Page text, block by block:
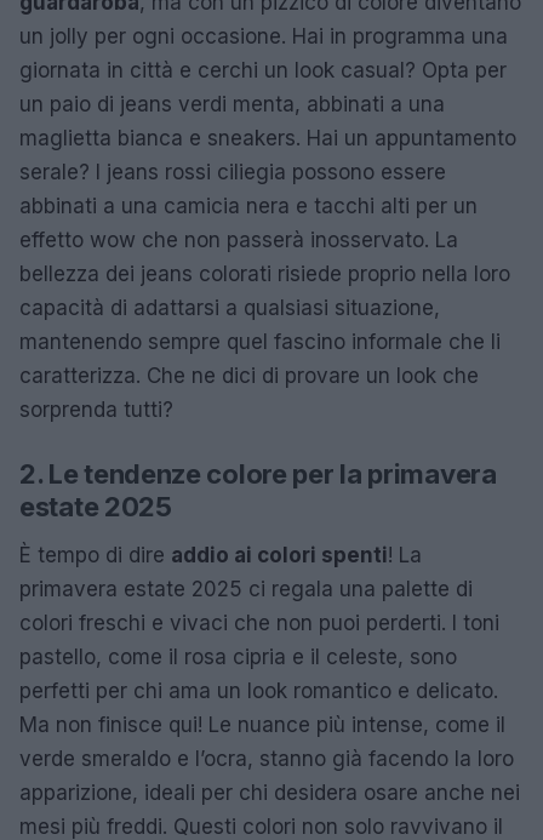
un jolly per ogni occasione. Hai in programma una
giornata in città e cerchi un look casual? Opta per
un paio di jeans verdi menta, abbinati a una
maglietta bianca e sneakers. Hai un appuntamento
serale? I jeans rossi ciliegia possono essere
abbinati a una camicia nera e tacchi alti per un
effetto wow che non passerà inosservato. La
bellezza dei jeans colorati risiede proprio nella loro
capacità di adattarsi a qualsiasi situazione,
mantenendo sempre quel fascino informale che li
caratterizza. Che ne dici di provare un look che
sorprenda tutti?
2. Le tendenze colore per la primavera
estate 2025
È tempo di dire addio ai colori spenti! La
primavera estate 2025 ci regala una palette di
colori freschi e vivaci che non puoi perderti. I toni
pastello, come il rosa cipria e il celeste, sono
perfetti per chi ama un look romantico e delicato.
Ma non finisce qui! Le nuance più intense, come il
verde smeraldo e l’ocra, stanno già facendo la loro
apparizione, ideali per chi desidera osare anche nei
mesi più freddi. Questi colori non solo ravvivano il